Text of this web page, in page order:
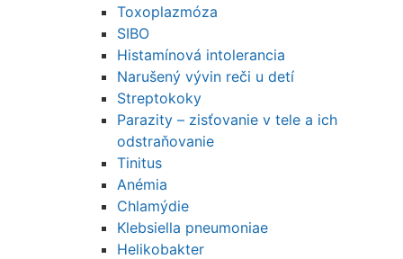
Toxoplazmóza
SIBO
Histamínová intolerancia
Narušený vývin reči u detí
Streptokoky
Parazity – zisťovanie v tele a ich
odstraňovanie
Tinitus
Anémia
Chlamýdie
Klebsiella pneumoniae
Helikobakter